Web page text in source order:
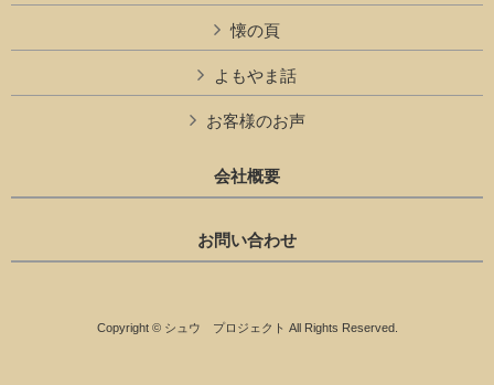
懐の頁
よもやま話
お客様のお声
会社概要
お問い合わせ
Copyright © シュウ プロジェクト All Rights Reserved.